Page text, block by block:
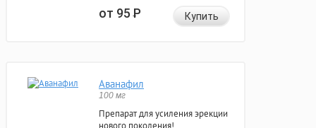
от 95Р Купить
Аванафил
100 мг
Препарат для усиления эрекции